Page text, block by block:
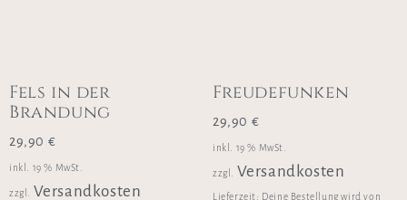
Fels in der
Brandung
29,90 €
inkl. 19 % MwSt.
zzgl. Versandkosten
Freudefunken
29,90 €
inkl. 19 % MwSt.
zzgl. Versandkosten
Lieferzeit: Deine Bestellung wird von